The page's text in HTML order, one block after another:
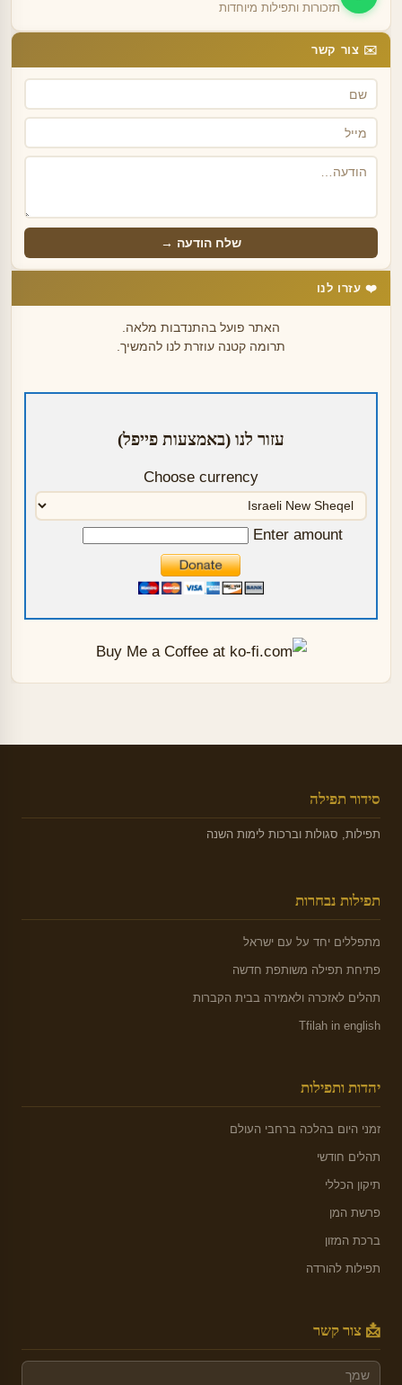
תזכורות ותפילות מיוחדות
✉️ צור קשר
שלח הודעה →
❤️ עזרו לנו
האתר פועל בהתנדבות מלאה.
תרומה קטנה עוזרת לנו להמשיך.
עזור לנו (באמצעות פייפל)
Choose currency
Enter amount
סידור תפילה
תפילות, סגולות וברכות לימות השנה
תפילות נבחרות
מתפללים יחד על עם ישראל
פתיחת תפילה משותפת חדשה
תהלים לאזכרה ולאמירה בבית הקברות
Tfilah in english
יהדות ותפילות
זמני היום בהלכה ברחבי העולם
תהלים חודשי
תיקון הכללי
פרשת המן
ברכת המזון
תפילות להורדה
📩 צור קשר